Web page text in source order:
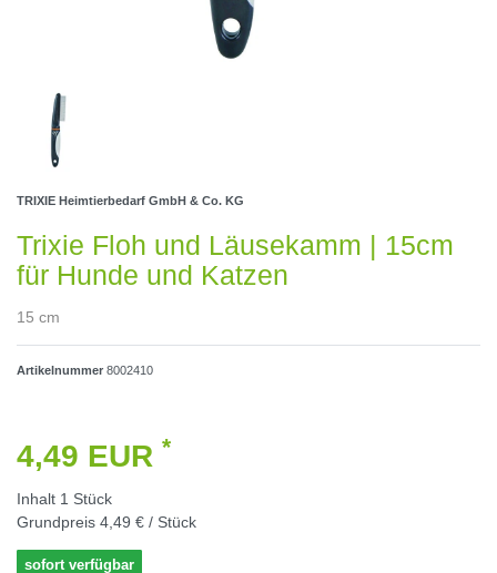
TRIXIE Heimtierbedarf GmbH & Co. KG
Trixie Floh und Läusekamm | 15cm
für Hunde und Katzen
15 cm
Artikelnummer 8002410
4,49 EUR *
Inhalt 1 Stück
Grundpreis 4,49 € / Stück
sofort verfügbar